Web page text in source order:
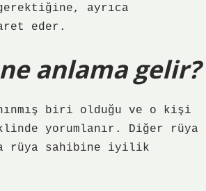
ayrıca
eder.
anlama gelir?
biri olduğu ve o kişi
yorumlanır. Diğer rüya
rüya sahibine iyilik